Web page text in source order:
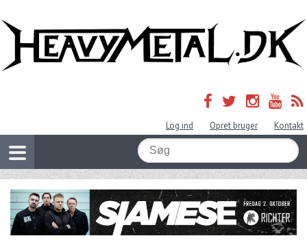
Log ind Opret bruger Kontakt